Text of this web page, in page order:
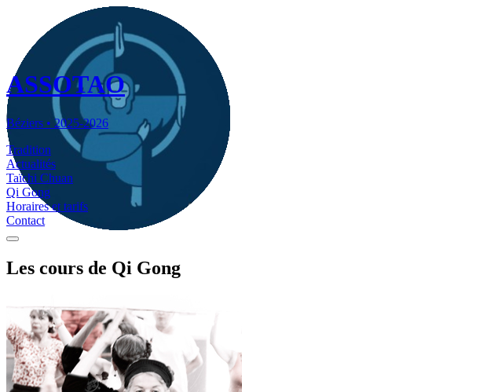
ASSOTAO
Béziers • 2025-2026
Tradition
Actualités
Taïchi Chuan
Qi Gong
Horaires et tarifs
Contact
Les cours de Qi Gong